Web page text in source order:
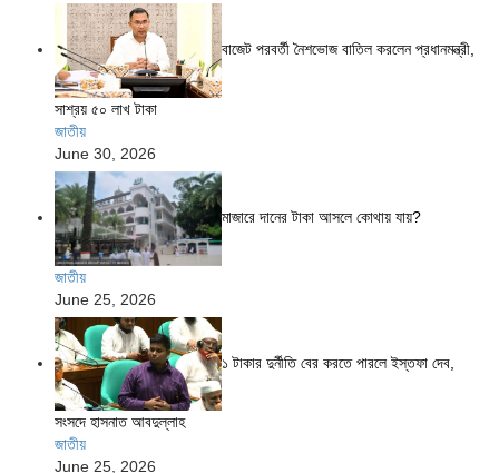
বাজেট পরবর্তী নৈশভোজ বাতিল করলেন প্রধানমন্ত্রী,
সাশ্রয় ৫০ লাখ টাকা
জাতীয়
June 30, 2026
মাজারে দানের টাকা আসলে কোথায় যায়?
জাতীয়
June 25, 2026
১ টাকার দুর্নীতি বের করতে পারলে ইস্তফা দেব,
সংসদে হাসনাত আবদুল্লাহ
জাতীয়
June 25, 2026